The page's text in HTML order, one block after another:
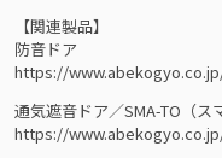
【関連製品】
防音ドア
https://
通気遮音ドア／SMA-TO（ス
https://